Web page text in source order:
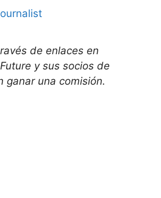
de enlaces en
y sus socios de
ganar una comisión.